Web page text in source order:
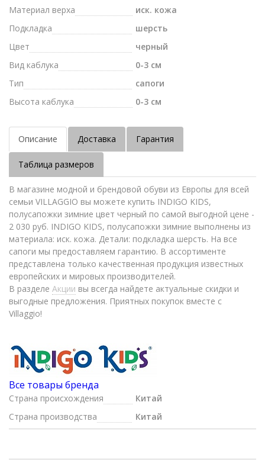
Материал верха
иск. кожа
Подкладка
шерсть
Цвет
черный
Вид каблука
0-3 см
Тип
сапоги
Высота каблука
0-3 см
Описание Доставка Гарантия
Таблица размеров
В магазине модной и брендовой обуви из Европы для всей
семьи VILLAGGIO вы можете купить INDIGO KIDS,
полусапожки зимние цвет черный по самой выгодной цене -
2 030 руб. INDIGO KIDS, полусапожки зимние выполнены из
материала: иск. кожа. Детали: подкладка шерсть. На все
сапоги мы предоставляем гарантию. В ассортименте
представлена только качественная продукция известных
европейских и мировых производителей.
В разделе Акции вы всегда найдете актуальные скидки и
выгодные предложения. Приятных покупок вместе с
Villaggio!
Все товары бренда
Страна происхождения
Китай
Страна производства
Китай